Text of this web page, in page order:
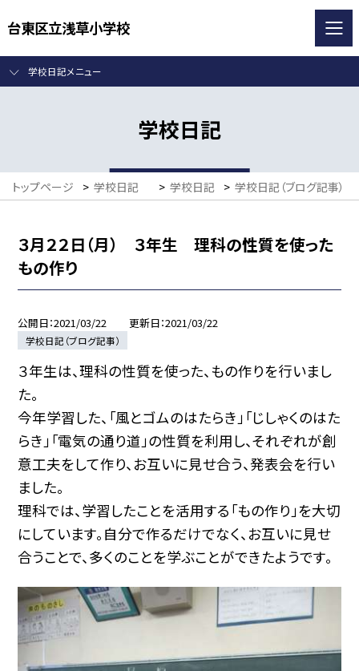
台東区立浅草小学校
学校日記メニュー
学校日記
トップページ > 学校日記 > 学校日記 > 学校日記（ブログ記事）
３月２２日（月） ３年生 理科の性質を使った
もの作り
公開日 2021/03/22 更新日 2021/03/22
学校日記（ブログ記事）
３年生は、理科の性質を使った、もの作りを行いまし
た。
今年学習した、「風とゴムのはたらき」「じしゃくのはた
らき」「電気の通り道」の性質を利用し、それぞれが創
意工夫をして作り、お互いに見せ合う、発表会を行い
ました。
理科では、学習したことを活用する「もの作り」を大切
にしています。自分で作るだけでなく、お互いに見せ
合うことで、多くのことを学ぶことができたようです。